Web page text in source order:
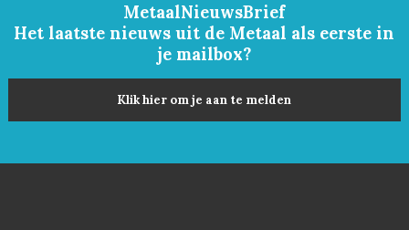
MetaalNieuwsBrief
Het laatste nieuws uit de Metaal als eerste in
je mailbox?
Klik hier om je aan te melden